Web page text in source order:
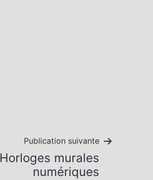
Publication suivante
Horloges murales
numériques